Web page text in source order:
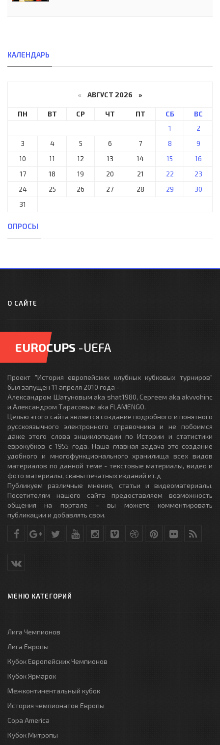
КАЛЕНДАРЬ
« АВГУСТ 2026 »
ПН ВТ СР ЧТ ПТ СБ
ВС
1
2
3
4 5 6 7 8
9
10
11 12 13 14 15
16
17
18 19 20 21 22
23
24
25 26 27 28 29
30
31
ОПРОСЫ
О САЙТЕ
EUROCUPS -UEFA
Проект "История европейских клубных кубковых турниров"
был запущен 11 апреля 2010 года -
Александром Шатуновым aka shat1980, Сергеем aka akvvohinc
и Александром Тарасовым aka FLAMENGO.
Целью этого сайта является создание подробного и понятного
русскоязычного электронного справочника и не побоимся
даже этого слова энциклопедии по Истории и статистики
еврокубков с 1955 года. Наша главная задача это создание
удобного и многофункционального хранилища всех видов
материалов по данной теме - текстовые материалы, видео и
фото материалы, сканы печатных изданий ит.д
Публикуем различные мнения, статьи и видеоматериалы.
Посетителям нашего сайта предоставляем возможность
общения на портале – вы можете комментировать
публикации и добавлять свои.
МЕНЮ КАТЕГОРИЙ
Лига Чемпионов
Лига Европы
Кубок Европейских Чемпионов
Кубок Ярмарок
Межконтинентальный кубок
История чемпионатов Европы
Copa America
Кубок Митропы